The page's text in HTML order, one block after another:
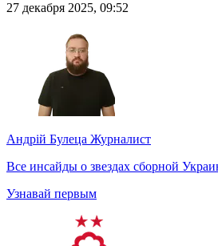
27 декабря 2025, 09:52
Андрій Булеца Журналист
Все инсайды о звездах сборной
Узнавай первым